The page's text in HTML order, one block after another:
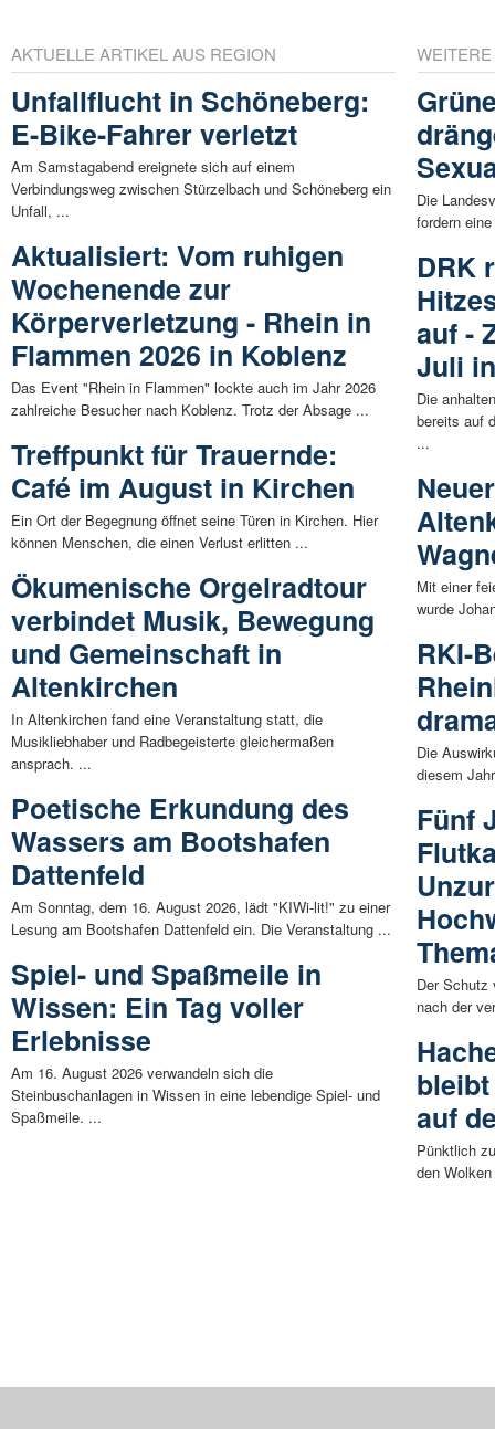
AKTUELLE ARTIKEL AUS REGION
Unfallflucht in Schöneberg:
E-Bike-Fahrer verletzt
Am Samstagabend ereignete sich auf einem
Verbindungsweg zwischen Stürzelbach und Schöneberg ein
Unfall, ...
Aktualisiert: Vom ruhigen
Wochenende zur
Körperverletzung - Rhein in
Flammen 2026 in Koblenz
Das Event "Rhein in Flammen" lockte auch im Jahr 2026
zahlreiche Besucher nach Koblenz. Trotz der Absage ...
Treffpunkt für Trauernde:
Café im August in Kirchen
Ein Ort der Begegnung öffnet seine Türen in Kirchen. Hier
können Menschen, die einen Verlust erlitten ...
Ökumenische Orgelradtour
verbindet Musik, Bewegung
und Gemeinschaft in
Altenkirchen
In Altenkirchen fand eine Veranstaltung statt, die
Musikliebhaber und Radbegeisterte gleichermaßen
ansprach. ...
Poetische Erkundung des
Wassers am Bootshafen
Dattenfeld
Am Sonntag, dem 16. August 2026, lädt "KIWi-lit!" zu einer
Lesung am Bootshafen Dattenfeld ein. Die Veranstaltung ...
Spiel- und Spaßmeile in
Wissen: Ein Tag voller
Erlebnisse
Am 16. August 2026 verwandeln sich die
Steinbuschanlagen in Wissen in eine lebendige Spiel- und
Spaßmeile. ...
Die
fordern
DRK
auf -
Juli
Die
bereits auf
...
Mit einer
wurde
RKI-
Die
diesem
Fünf
Der Schutz
nach der
auf
Pünktlich
den